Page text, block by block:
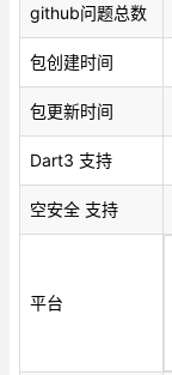
github问题总数
包创建时间
包更新时间
Dart3 支持
空安全 支持
平台